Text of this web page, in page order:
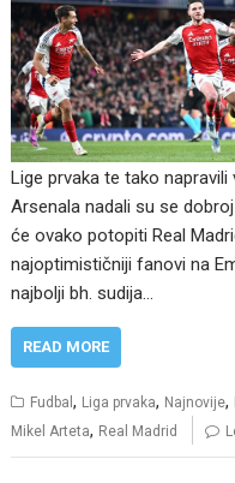
Lige prvaka te tako
Arsenala nadali su se
će ovako potopiti Real
najoptimističniji fanovi na
najbolji bh. sudija…
READ MORE
Fudbal, Liga prvaka, Najnovije,
Mikel Arteta, Real Madrid